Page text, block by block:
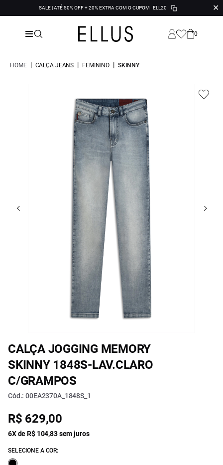
SALE | ATÉ 50% OFF + 20% EXTRA COM O CUPOM ELL20 ✕
0
HOME | CALÇA JEANS | FEMININO | SKINNY
CALÇA JOGGING MEMORY
SKINNY 1848S-LAV.CLARO
C/GRAMPOS
Cód.: 00EA2370A_1848S_1
R$ 629,00
6X de R$ 104,83 sem juros
SELECIONE A COR: